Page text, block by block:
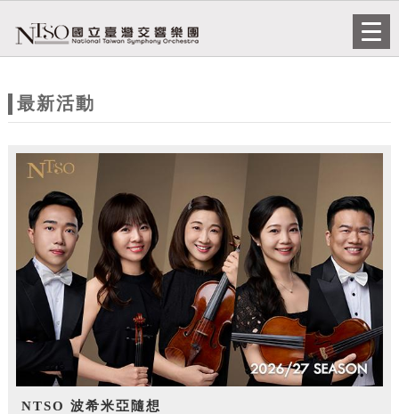
站
題
最新活動
NTSO 波希米亞隨想